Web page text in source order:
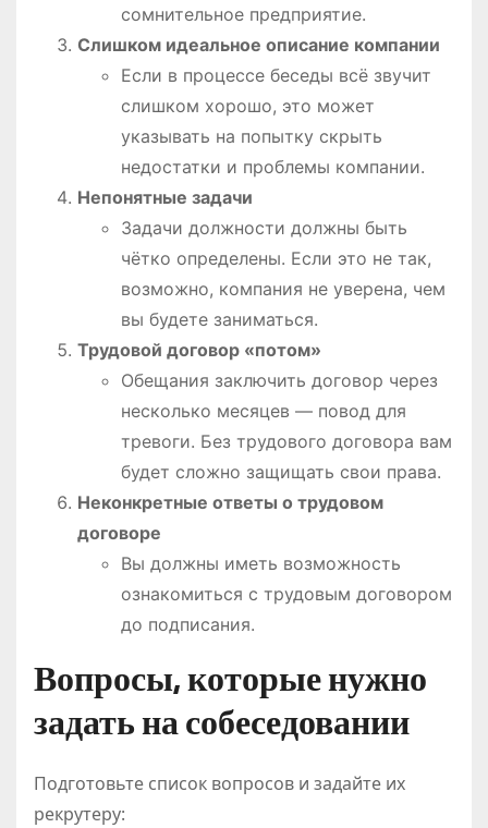
сомнительное предприятие.
Слишком идеальное описание компании
Если в процессе беседы всё звучит
слишком хорошо, это может
указывать на попытку скрыть
недостатки и проблемы компании.
Непонятные задачи
Задачи должности должны быть
чётко определены. Если это не так,
возможно, компания не уверена, чем
вы будете заниматься.
Трудовой договор «потом»
Обещания заключить договор через
несколько месяцев — повод для
тревоги. Без трудового договора вам
будет сложно защищать свои права.
Неконкретные ответы о трудовом
договоре
Вы должны иметь возможность
ознакомиться с трудовым договором
до подписания.
Вопросы, которые нужно
задать на собеседовании
Подготовьте список вопросов и задайте их
рекрутеру: